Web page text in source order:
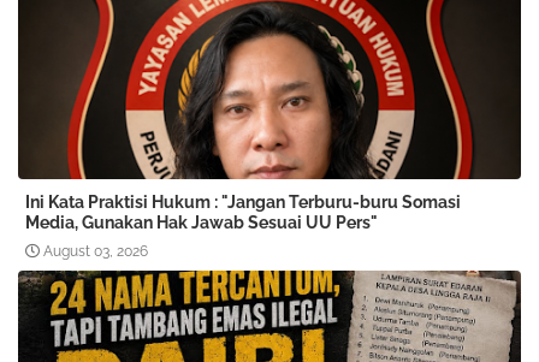
Ini Kata Praktisi Hukum : "Jangan Terburu-buru Somasi
Media, Gunakan Hak Jawab Sesuai UU Pers"
August 03, 2026